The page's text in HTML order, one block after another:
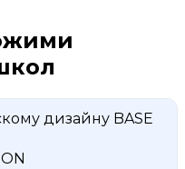
дизайну BASE